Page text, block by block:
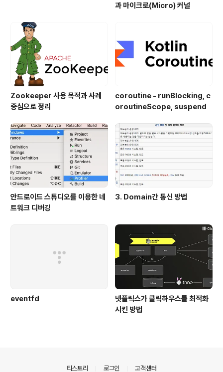
과 마이크로(Micro) 커널
Zookeeper 사용 목적과 사례
중심으로 정리
coroutine - runBlocking, c
oroutineScope, suspend
안드로이드 스튜디오를 이용한 네
트워크 디버깅
3. Domain간 통신 방법
eventfd
넷플릭스가 클릭하우스를 최적화
시킨 방법
티스토리 로그인 고객센터